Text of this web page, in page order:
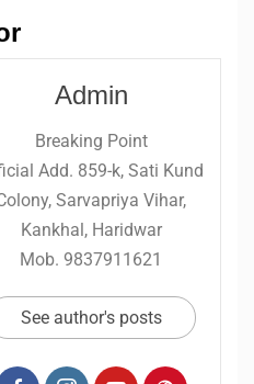
Admin
Breaking Point
Add. 859-k, Sati Kund
Sarvapriya Vihar,
Kankhal, Haridwar
Mob. 9837911621
See author's posts